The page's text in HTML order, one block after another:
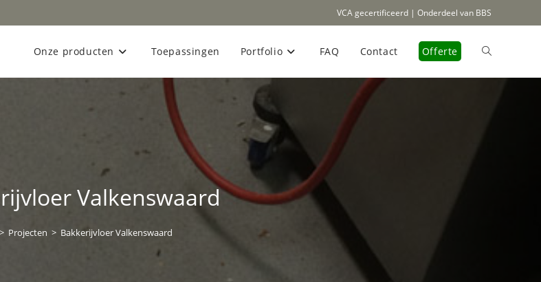
VCA gecertificeerd | Onderdeel van BBS
Onze producten Toepassingen Portfolio FAQ Contact Offerte Toggle
Valkenswaard
> Projecten > Bakkerijvloer Valkenswaard